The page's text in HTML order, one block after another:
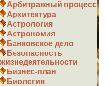
Арбитражный процесс
Архитектура
Астрология
Астрономия
Банковское дело
Безопасность
жизнедеятельности
Бизнес-план
Биология